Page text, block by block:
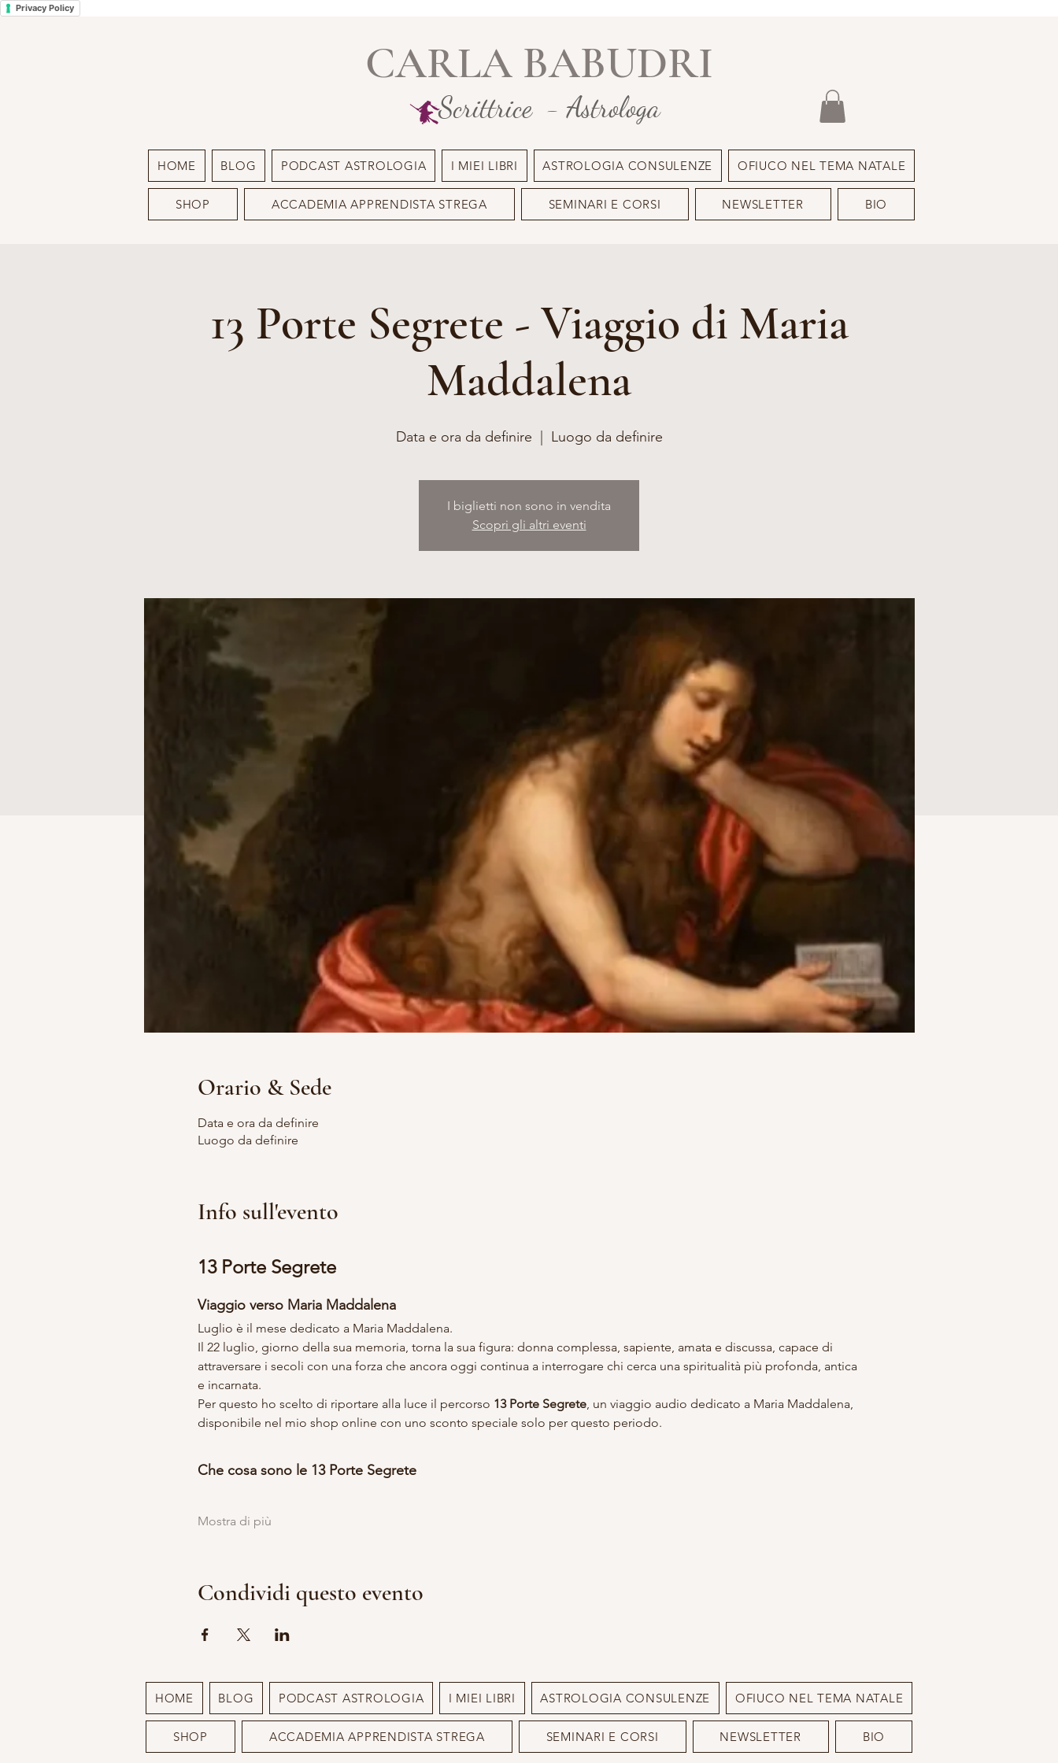
Privacy Policy
CARLA BABUDRI
Scrittrice - Astrologa
HOME BLOG PODCAST ASTROLOGIA I MIEI LIBRI ASTROLOGIA CONSULENZE OFIUCO NEL TEMA NATALE
SHOP ACCADEMIA APPRENDISTA STREGA SEMINARI E CORSI NEWSLETTER BIO
13 Porte Segrete - Viaggio di Maria
Maddalena
Data e ora da definire Luogo da definire
I biglietti non sono in vendita
Scopri gli altri eventi
Orario & Sede
Data e ora da definire
Luogo da definire
Info sull'evento
13 Porte Segrete
Viaggio verso Maria Maddalena
Luglio è il mese dedicato a Maria Maddalena.
Il 22 luglio, giorno della sua memoria, torna la sua figura: donna complessa, sapiente, amata e discussa, capace di
attraversare i secoli con una forza che ancora oggi continua a interrogare chi cerca una spiritualità più profonda, antica
e incarnata.
Per questo ho scelto di riportare alla luce il percorso 13 Porte Segrete, un viaggio audio dedicato a Maria Maddalena,
disponibile nel mio shop online con uno sconto speciale solo per questo periodo.
Che cosa sono le 13 Porte Segrete
Mostra di più
Condividi questo evento
HOME BLOG PODCAST ASTROLOGIA I MIEI LIBRI ASTROLOGIA CONSULENZE OFIUCO NEL TEMA NATALE
SHOP ACCADEMIA APPRENDISTA STREGA SEMINARI E CORSI NEWSLETTER BIO